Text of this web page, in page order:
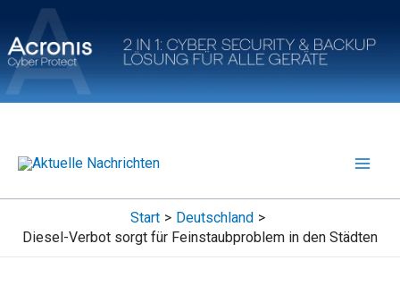
Inhalt
springen
Start
Deutschland
Diesel-Verbot sorgt für Feinstaubproblem in den Städten